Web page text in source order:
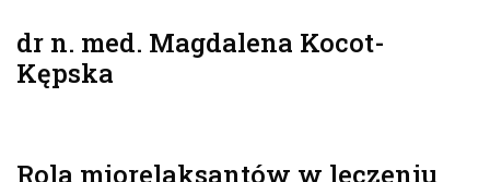
dr n. med. Magdalena Kocot-
Kępska
Rola miorelaksantów w leczeniu